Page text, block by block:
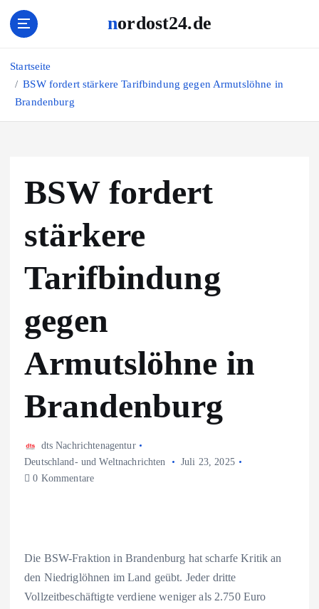
l
nordost24.de
Startseite
BSW fordert stärkere Tarifbindung gegen Armutslöhne in
Brandenburg
BSW fordert
stärkere
Tarifbindung
gegen
Armutslöhne in
Brandenburg
dts Nachrichtenagentur
Deutschland- und Weltnachrichten
Juli 23, 2025
0 Kommentare
Die BSW-Fraktion in Brandenburg hat scharfe Kritik an
den Niedriglöhnen im Land geübt. Jeder dritte
Vollzeitbeschäftigte verdiene weniger als 2.750 Euro